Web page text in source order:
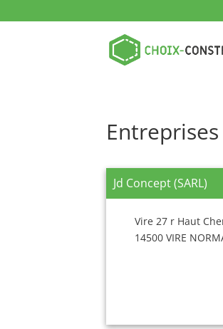
Entreprises
Jd Concept (SARL)
Vire 27 r Haut
14500 VIRE